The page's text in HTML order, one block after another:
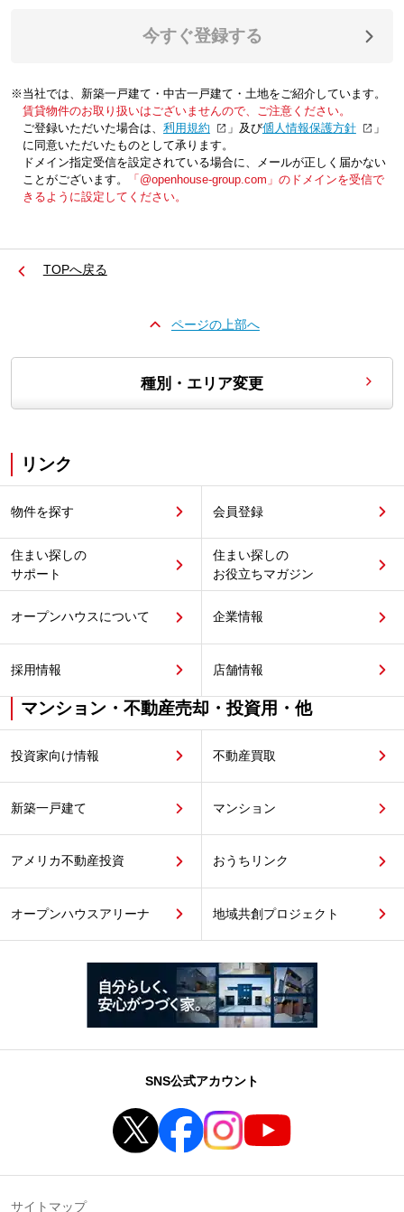
今すぐ登録する
※当社では、新築一戸建て・中古一戸建て・土地をご紹介しています。
賃貸物件のお取り扱いはございませんので、ご注意ください。
ご登録いただいた場合は、「利用規約 」及び「個人情報保護方針
」
に同意いただいたものとして承ります。
ドメイン指定受信を設定されている場合に、メールが正しく届かない
ことがございます。
「@openhouse-group.com」のドメインを受信で
きるように設定してください。
TOPへ戻る
ページの上部へ
種別・エリア変更
リンク
物件を探す 会員登録
住まい探しの
サポート
住まい探しの
お役立ちマガジン
オープンハウスについて 企業情報
採用情報 店舗情報
マンション・不動産売却・投資用・他
投資家向け情報 不動産買取
新築一戸建て マンション
アメリカ不動産投資 おうちリンク
オープンハウスアリーナ 地域共創プロジェクト
SNS公式アカウント
サイトマップ